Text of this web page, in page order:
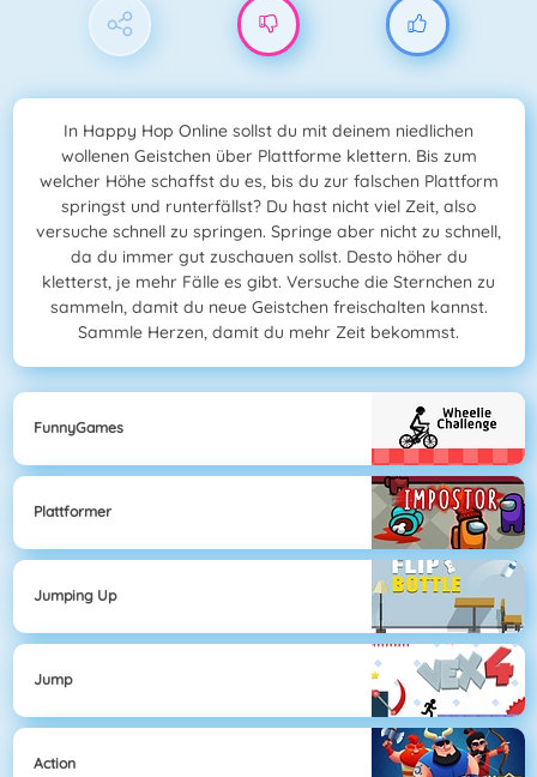
In Happy Hop Online sollst du mit deinem niedlichen
wollenen Geistchen über Plattforme klettern. Bis zum
welcher Höhe schaffst du es, bis du zur falschen Plattform
springst und runterfällst? Du hast nicht viel Zeit, also
versuche schnell zu springen. Springe aber nicht zu schnell,
da du immer gut zuschauen sollst. Desto höher du
kletterst, je mehr Fälle es gibt. Versuche die Sternchen zu
sammeln, damit du neue Geistchen freischalten kannst.
Sammle Herzen, damit du mehr Zeit bekommst.
FunnyGames
Plattformer
Jumping Up
Jump
Action